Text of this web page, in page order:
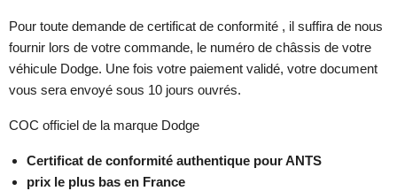
Pour toute demande de certificat de conformité , il suffira de nous
fournir lors de votre commande, le numéro de châssis de votre
véhicule Dodge. Une fois votre paiement validé, votre document
vous sera envoyé sous 10 jours ouvrés.
COC officiel de la marque Dodge
Certificat de conformité authentique pour ANTS
prix le plus bas en France